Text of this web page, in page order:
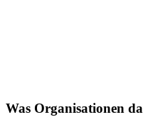
Was Organisationen